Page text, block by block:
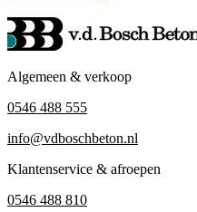
Algemeen & verkoop
0546 488 555
info@vdboschbeton.nl
Klantenservice & afroepen
0546 488 810